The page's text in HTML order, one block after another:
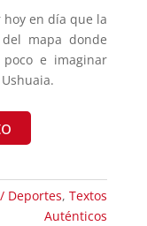
en día que la
mapa donde
e imaginar
Deportes,Textos
Auténticos